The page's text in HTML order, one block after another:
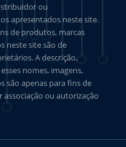
ou
apresentados neste site.
de produtos, marcas
neste site são de
A descrição,
nomes, imagens,
são apenas para fins de
ou autorização